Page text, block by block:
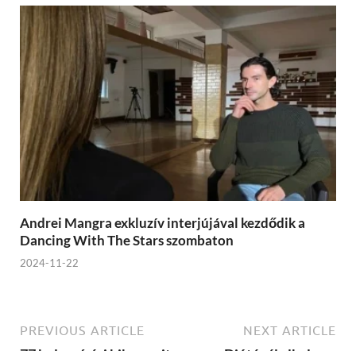
Andrei Mangra exkluzív interjújával kezdődik a
Dancing With The Stars szombaton
2024-11-22
PREVIOUS ARTICLE NEXT ARTICLE